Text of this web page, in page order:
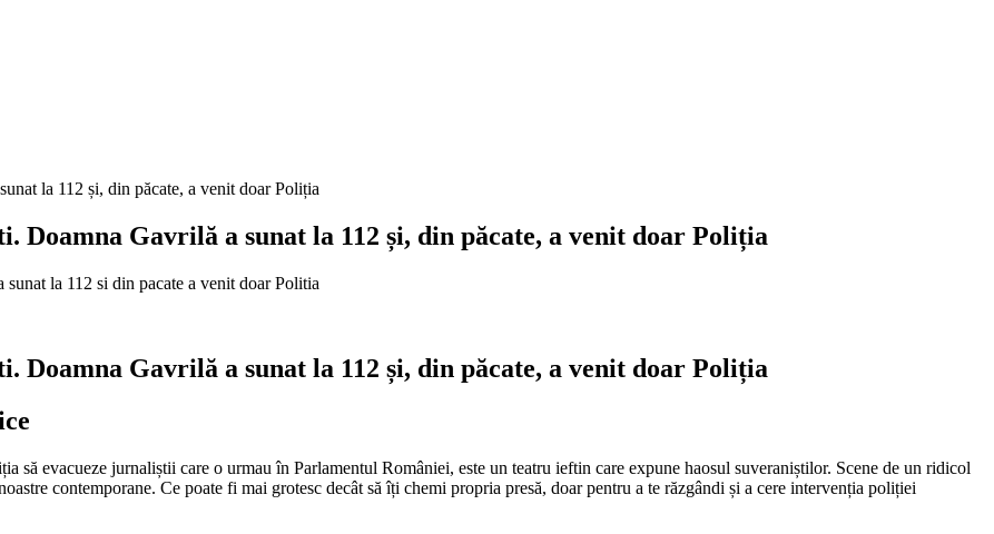
la 112 și, din păcate, a venit doar Poliția
Doamna Gavrilă a sunat la 112 și, din păcate, a venit doar Poliția
Doamna Gavrilă a sunat la 112 și, din păcate, a venit doar Poliția
să evacueze jurnaliștii care o urmau în Parlamentul României, este un teatru ieftin care expune haosul suveraniștilor. Scene de un ridicol
contemporane. Ce poate fi mai grotesc decât să îți chemi propria presă, doar pentru a te răzgândi și a cere intervenția poliției